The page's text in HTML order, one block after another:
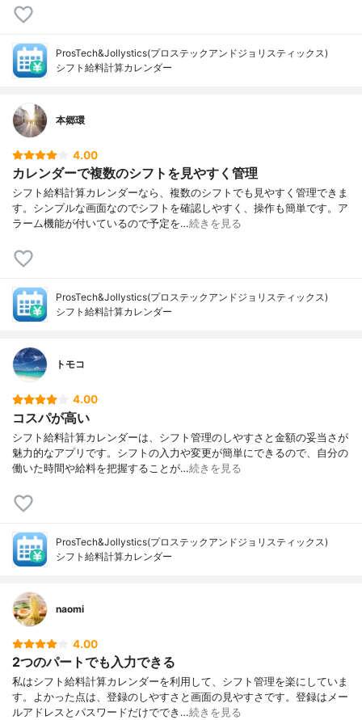
ProsTech&Jollystics(プロステックアンドジョリスティックス)
シフト給料計算カレンダー
本郷環
4.00
カレンダーで複数のシフトを見やすく管理
シフト給料計算カレンダーなら、複数のシフトでも見やすく管理できま
す。シンプルな画面なのでシフトを確認しやすく、操作も簡単です。ア
ラーム機能が付いているので予定を…続きを見る
ProsTech&Jollystics(プロステックアンドジョリスティックス)
シフト給料計算カレンダー
トモコ
4.00
コスパが高い
シフト給料計算カレンダーは、シフト管理のしやすさと金額の妥当さが
魅力的なアプリです。シフトの入力や変更が簡単にできるので、自分の
働いた時間や給料を把握することが…続きを見る
ProsTech&Jollystics(プロステックアンドジョリスティックス)
シフト給料計算カレンダー
naomi
4.00
2つのパートでも入力できる
私はシフト給料計算カレンダーを利用して、シフト管理を楽にしていま
す。よかった点は、登録のしやすさと画面の見やすさです。登録はメー
ルアドレスとパスワードだけででき…続きを見る